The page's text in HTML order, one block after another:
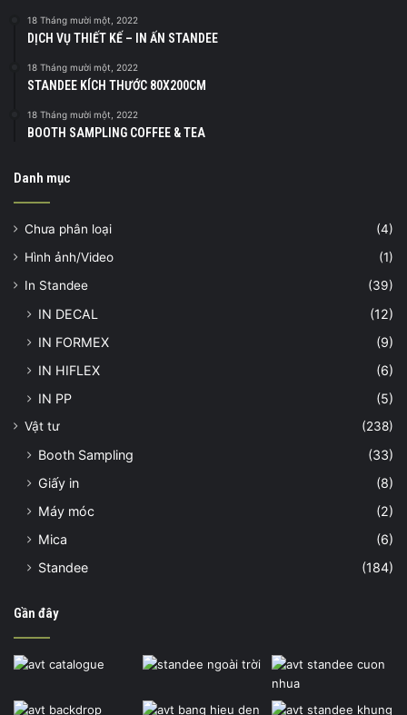
18 Tháng mười một, 2022
DỊCH VỤ THIẾT KẾ – IN ẤN STANDEE
18 Tháng mười một, 2022
STANDEE KÍCH THƯỚC 80X200CM
18 Tháng mười một, 2022
BOOTH SAMPLING COFFEE & TEA
Danh mục
Chưa phân loại
(4)
Hình ảnh/Video
(1)
In Standee
(39)
IN DECAL
(12)
IN FORMEX
(9)
IN HIFLEX
(6)
IN PP
(5)
Vật tư (238)
Booth Sampling
(33)
Giấy in
(8)
Máy móc
(2)
Mica
(6)
Standee
(184)
Gần đây